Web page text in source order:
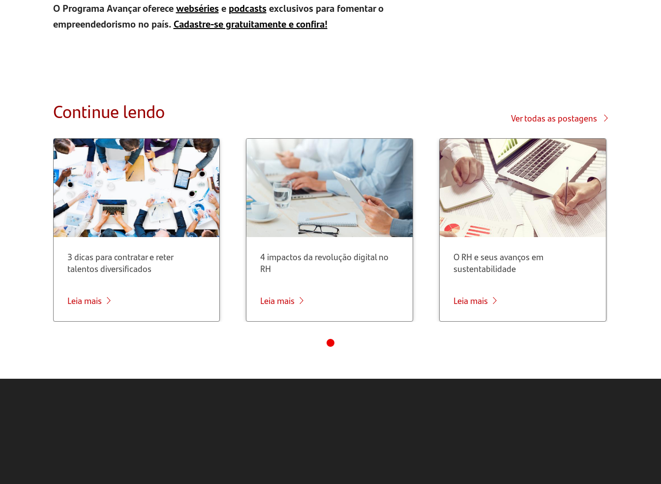
O Programa Avançar oferecewebsériese podcastsexclusivos para fomentar o
empreendedorismo no país.Cadastre-se gratuitamente e confira!
Continue lendo Ver todas as postagens
3 dicas para contratar e reter
talentos diversificados
Leia mais
4 impactos da revolução digital no
RH
Leia mais
O RH e seus avanços em
sustentabilidade
Leia mais